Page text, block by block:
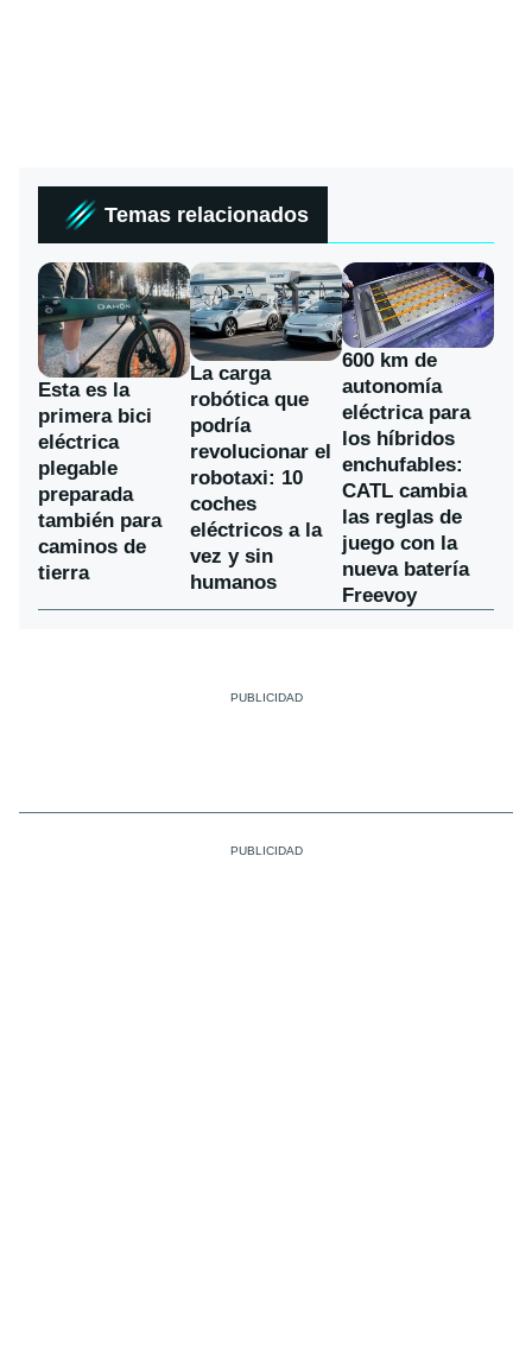
Temas relacionados
Esta es la
primera bici
eléctrica
plegable
preparada
también para
caminos de
tierra
La carga
robótica que
podría
revolucionar el
robotaxi: 10
coches
eléctricos a la
vez y sin
humanos
600 km de
autonomía
eléctrica para
los híbridos
enchufables:
CATL cambia
las reglas de
juego con la
nueva batería
Freevoy